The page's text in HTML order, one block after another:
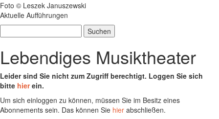
Foto © Leszek Januszewski
Aktuelle Aufführungen
nach:
Lebendiges Musiktheater
Leider sind Sie nicht zum Zugriff berechtigt. Loggen Sie sich
bitte hierein.
Um sich einloggen zu können, müssen Sie im Besitz eines
Abonnements sein. Das können Sie hier abschließen.